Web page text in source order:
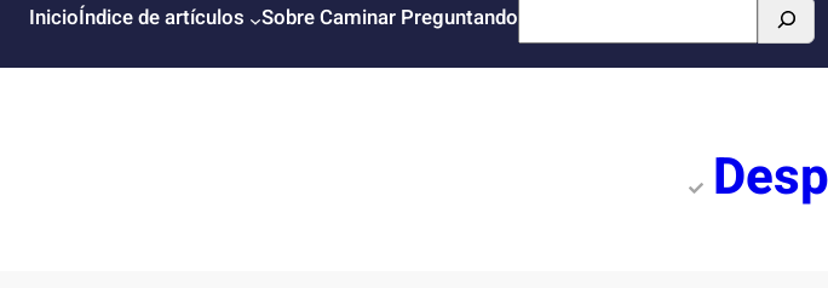
InicioÍndice de artículos Sobre Caminar Preguntando
u
s